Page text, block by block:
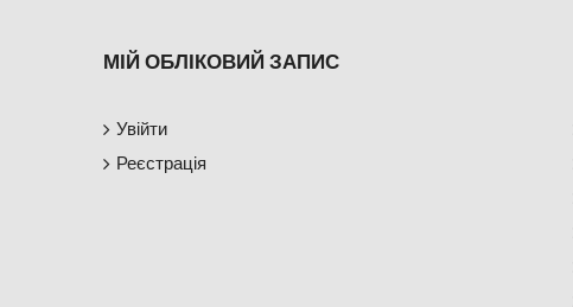
МІЙ ОБЛІКОВИЙ ЗАПИС
Увійти
Реєстрація